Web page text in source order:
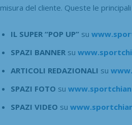
misura del cliente. Queste le
IL SUPER “POP UP” su
SPAZI BANNER su
ARTICOLI REDAZIONALI su
SPAZI FOTO su
SPAZI VIDEO su